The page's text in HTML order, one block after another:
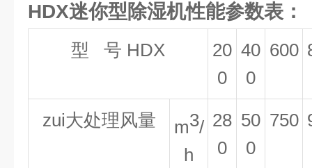
HDX迷你型除湿机性能参数表：
型 号 HDX
20
0
40
0
600
zui大处理风量 m3/
h
28
0
50
0
750